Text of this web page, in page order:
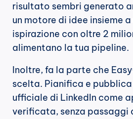
risultato sembri generato
un motore di idee insieme
ispirazione con oltre 2
alimentano la tua pipeline.
Inoltre, fa la parte che
scelta. Pianifica e
ufficiale di LinkedIn come
verificata, senza